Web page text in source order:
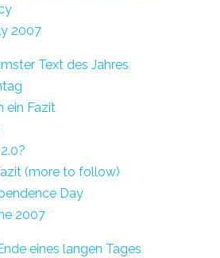
2007
Text des Jahres
ein Fazit
(more to follow)
Day
2007
eines langen Tages